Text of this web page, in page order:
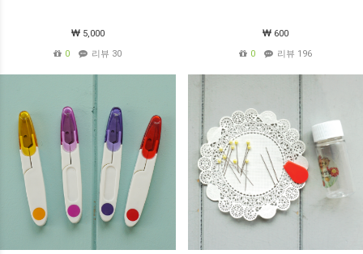
5,000
0
리뷰 30
600
0
리뷰 196